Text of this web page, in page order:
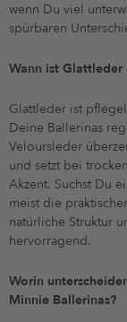
wenn Du viel
spürbaren
Wann ist Glattleder
Glattleder ist
Deine Ballerinas
Veloursleder
und setzt bei
Akzent. Suchst Du
meist die
natürliche Struktur
hervorragend.
Worin
Minnie Ballerinas?